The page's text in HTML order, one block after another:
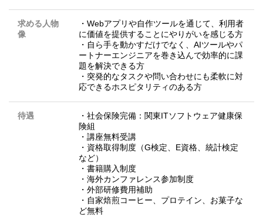
求める人物
像
・Webアプリや自作ツールを通じて、利用者
に価値を提供することにやりがいを感じる方
・自ら手を動かすだけでなく、AIツールやパ
ートナーエンジニアを巻き込んで効率的に課
題を解決できる方
・突発的なタスクや問い合わせにも柔軟に対
応できるホスピタリティのある方
待遇
・社会保険完備：関東ITソフトウェア健康保
険組
・講座無料受講
・資格取得制度（G検定、E資格、統計検定
など）
・書籍購入制度
・海外カンファレンス参加制度
・外部研修費用補助
・自家焙煎コーヒー、プロテイン、お菓子な
ど無料